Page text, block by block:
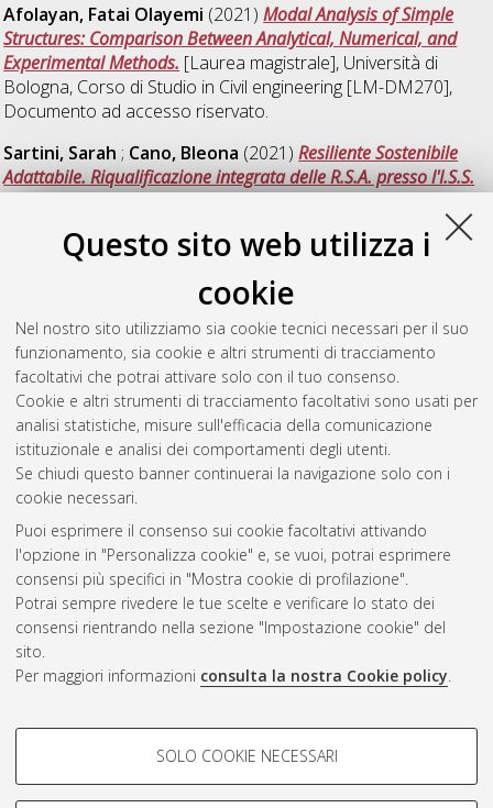
Questo sito web utilizza i
cookie
Nel nostro sito utilizziamo sia cookie tecnici necessari per il suo
funzionamento, sia cookie e altri strumenti di tracciamento
facoltativi che potrai attivare solo con il tuo consenso.
Cookie e altri strumenti di tracciamento facoltativi sono usati per
analisi statistiche, misure sull'efficacia della comunicazione
istituzionale e analisi dei comportamenti degli utenti.
Se chiudi questo banner continuerai la navigazione solo con i
cookie necessari.
Puoi esprimere il consenso sui cookie facoltativi attivando
l'opzione in "Personalizza cookie" e, se vuoi, potrai esprimere
consensi più specifici in "Mostra cookie di profilazione".
Potrai sempre rivedere le tue scelte e verificare lo stato dei
consensi rientrando nella sezione "Impostazione cookie" del
sito.
Per maggiori informazioni consulta la nostra Cookie policy.
COOKIE DI PROFILAZIONE -
SOLO COOKIE NECESSARI
Afolayan, Fatai Olayemi (2021)Modal Analysis of Simple
Structures: Comparison Between Analytical, Numerical, and
Experimental Methods. [Laurea magistrale], Università di
Bologna, Corso di Studio in Civil engineering [LM-DM270],
Documento ad accesso riservato.
Sartini, Sarah ; Cano, Bleona (2021)Resiliente Sostenibile
Adattabile. Riqualificazione integrata delle R.S.A. presso l'I.S.S.
"Davide Drudi" di Meldola(FC).[Laurea magistrale], Università
Architettura [LM-DM270] -
Variational formulation for Granular
Method of Multipliers.[Laurea magistrale], Università di
Bologna, Corso di Studio in Ingegneria edile - architettura
[LM-DM270], Documento full-text non disponibile
Questa lista e' stata generata ilSun Aug 9 09:11:06 2026
CEST
Atom
Rss 1.0
Rss 2.0
AMS Laurea
Impostazioni Cookie
Informativa sulla privacy
Condizioni d’uso del sito